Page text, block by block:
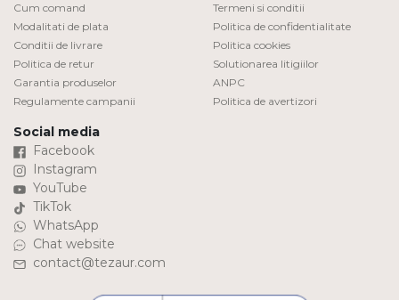
Cum comand
Modalitati de plata
Conditii de livrare
Politica de retur
Garantia produselor
Regulamente campanii
Termeni si conditii
Politica de confidentialitate
Politica cookies
Solutionarea litigiilor
ANPC
Politica de avertizori
Social media
Facebook
Instagram
YouTube
TikTok
WhatsApp
Chat website
contact@tezaur.com